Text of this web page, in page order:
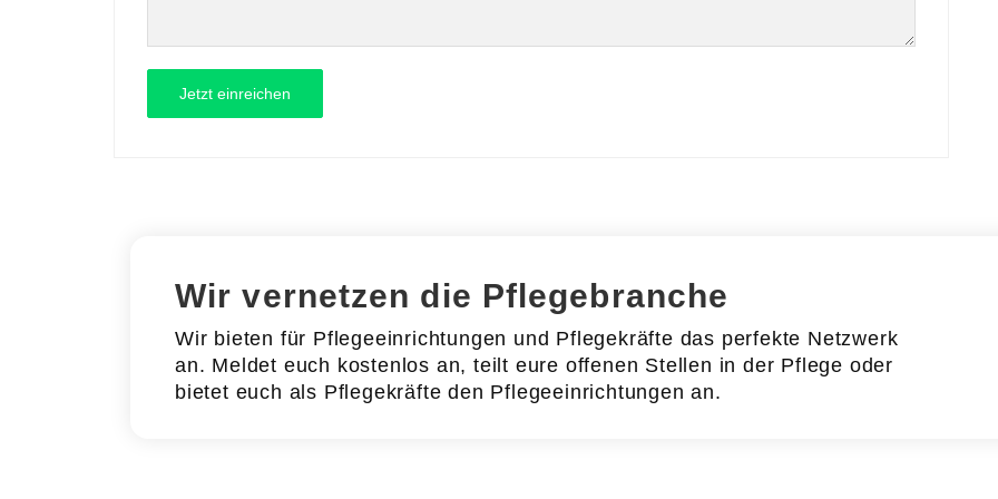
Wir vernetzen die Pflegebranche
Wir bieten für Pflegeeinrichtungen und Pflegekräfte das perfekte Netzwerk
an. Meldet euch kostenlos an, teilt eure offenen Stellen in der Pflege oder
bietet euch als Pflegekräfte den Pflegeeinrichtungen an.